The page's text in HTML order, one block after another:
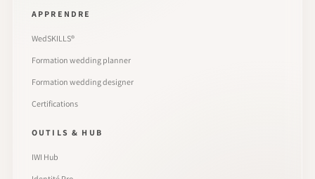
APPRENDRE
WedSKILLS®
Formation wedding planner
Formation wedding designer
Certifications
OUTILS & HUB
IWI Hub